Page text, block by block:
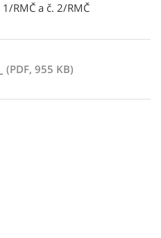
RMČ a č. 2/RMČ
(PDF, 955 KB)